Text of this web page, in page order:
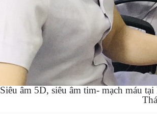
Siêu âm 5D, siêu âm tim- mạch máu